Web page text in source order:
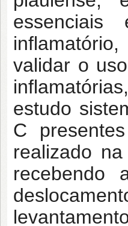
essenciais
validar o
estudo
C
realizado
recebendo